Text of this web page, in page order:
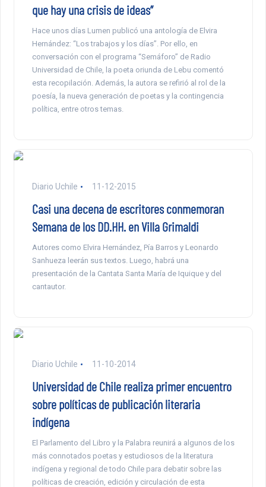
que hay una crisis de ideas”
Hace unos días Lumen publicó una antología de Elvira
Hernández: “Los trabajos y los días”. Por ello, en
conversación con el programa “Semáforo” de Radio
Universidad de Chile, la poeta oriunda de Lebu comentó
esta recopilación. Además, la autora se refirió al rol de la
poesía, la nueva generación de poetas y la contingencia
política, entre otros temas.
Diario Uchile 11-12-2015
Casi una decena de escritores conmemoran
Semana de los DD.HH. en Villa Grimaldi
Autores como Elvira Hernández, Pía Barros y Leonardo
Sanhueza leerán sus textos. Luego, habrá una
presentación de la Cantata Santa María de Iquique y del
cantautor.
Diario Uchile 11-10-2014
Universidad de Chile realiza primer encuentro
sobre políticas de publicación literaria
indígena
El Parlamento del Libro y la Palabra reunirá a algunos de los
más connotados poetas y estudiosos de la literatura
indígena y regional de todo Chile para debatir sobre las
políticas de creación, edición y circulación de esta